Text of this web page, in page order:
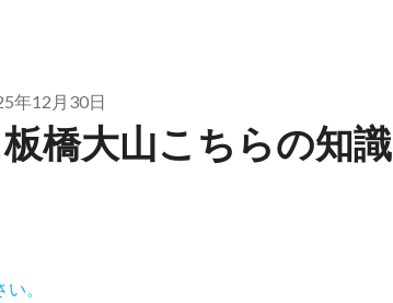
年12月30日
橋大山こちらの知識
。